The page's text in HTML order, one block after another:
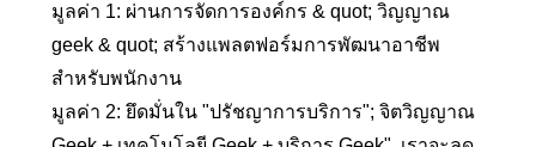
มูลค่า 1: ผ่านการจัดการองค์กร & quot; วิญญาณ
geek & quot; สร้างแพลตฟอร์มการพัฒนาอาชีพ
สำหรับพนักงาน
มูลค่า 2: ยึดมั่นใน "ปรัชญาการบริการ"; จิตวิญญาณ